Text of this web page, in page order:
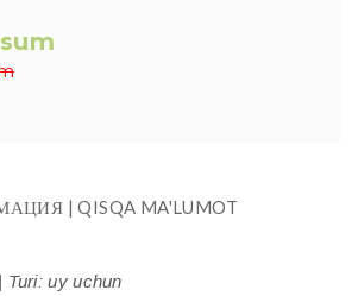
| QISQA MA'LUMOT
uy uchun